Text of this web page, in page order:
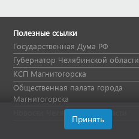
Полезные ссылки
Государственная Дума РФ
Губернатор Челябинской области
КСП Магнитогорска
Общественная палата города
Магнитогорска
Новости Челябинской области
Принять